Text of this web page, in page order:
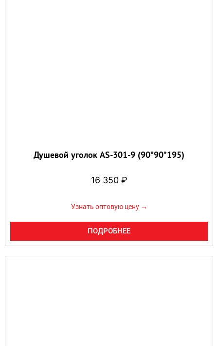
Душевой уголок AS-301-9 (90*90*195)
16 350 ₽
Узнать оптовую цену →
ПОДРОБНЕЕ